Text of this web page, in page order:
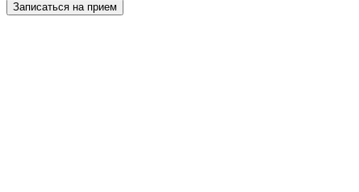
Записаться на прием